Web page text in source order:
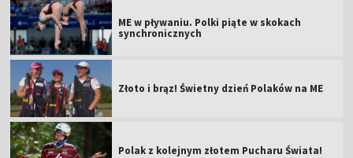
ME w pływaniu. Polki piąte w skokach
synchronicznych
Złoto i brąz! Świetny dzień Polaków na ME
Polak z kolejnym złotem Pucharu Świata!